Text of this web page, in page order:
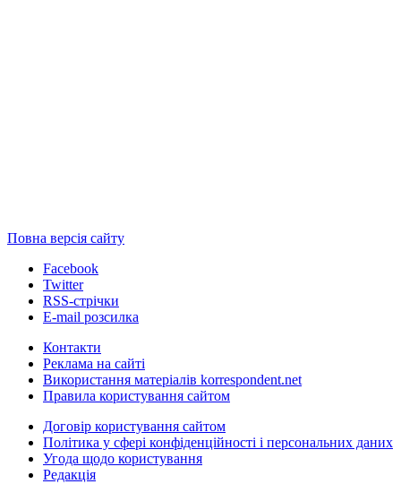
Повна версія сайту
Facebook
Twitter
RSS-стрічки
E-mail розсилка
Контакти
Реклама на сайті
Використання матеріалів korrespondent.net
Правила користування сайтом
Договір користування сайтом
Політика у сфері конфіденційності і персональних даних
Угода щодо користування
Редакція